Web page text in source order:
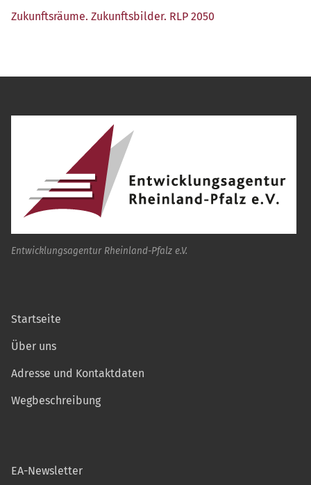
Zukunfts­räu­me. Zukunfts­bil­der. RLP 2050
Entwicklungsagentur Rheinland-Pfalz e.V.
Startseite
Über uns
Adresse und Kontaktdaten
Wegbeschreibung
EA-Newsletter